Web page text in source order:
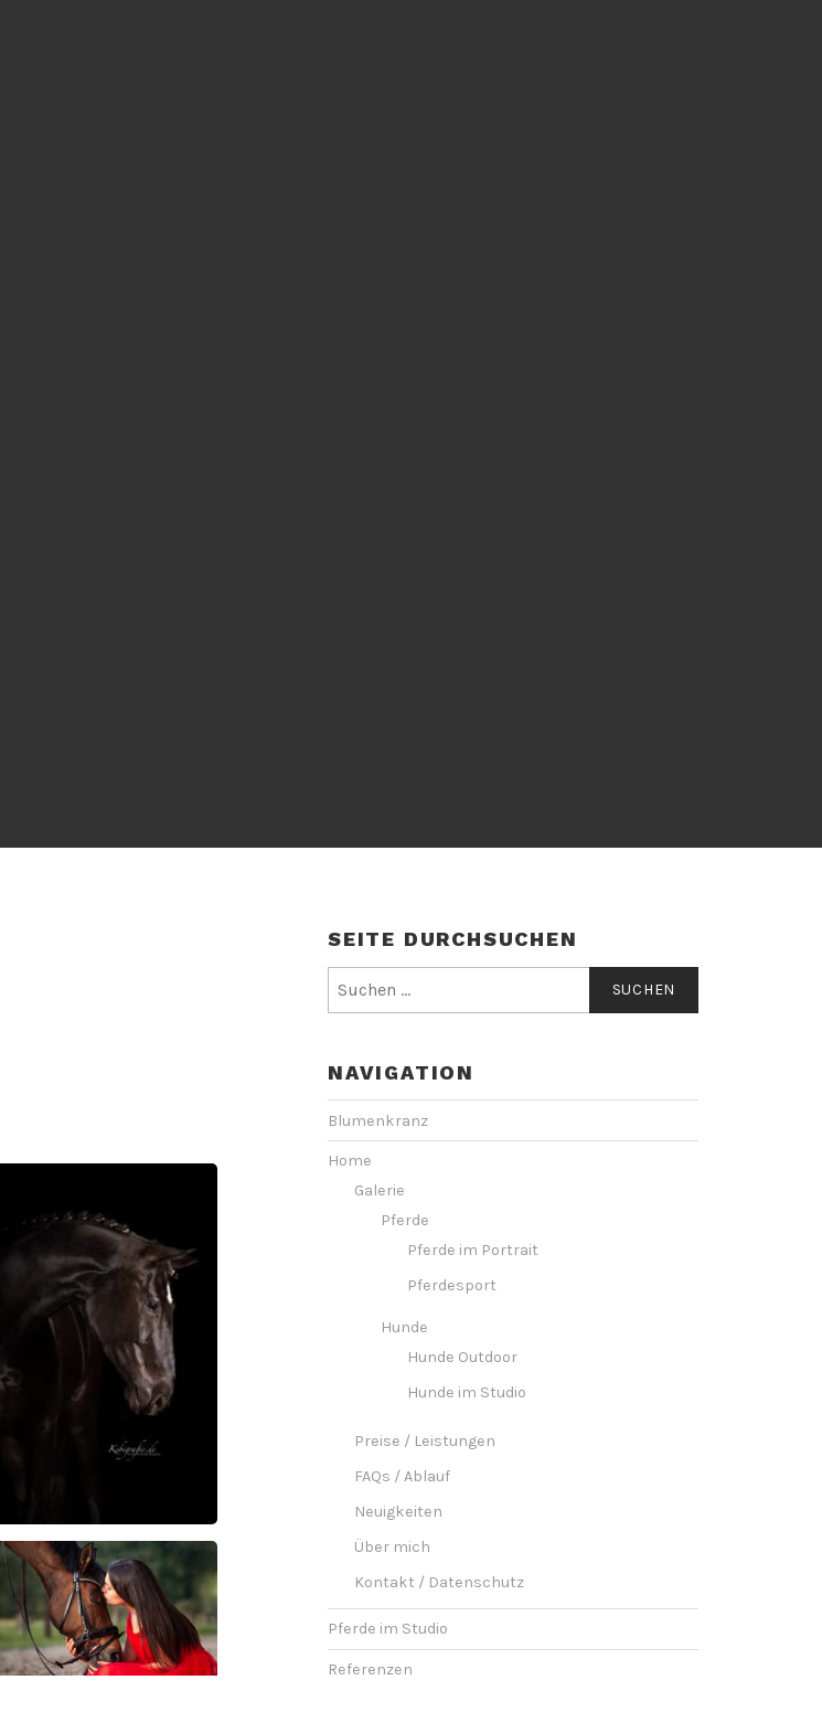
SEITE DURCHSUCHEN
nach:
NAVIGATION
Blumenkranz
Home
Galerie
Pferde
Pferde im Portrait
Pferdesport
Hunde
Hunde Outdoor
Hunde im Studio
Preise / Leistungen
FAQs / Ablauf
Neuigkeiten
Über mich
Kontakt / Datenschutz
Pferde im Studio
Referenzen